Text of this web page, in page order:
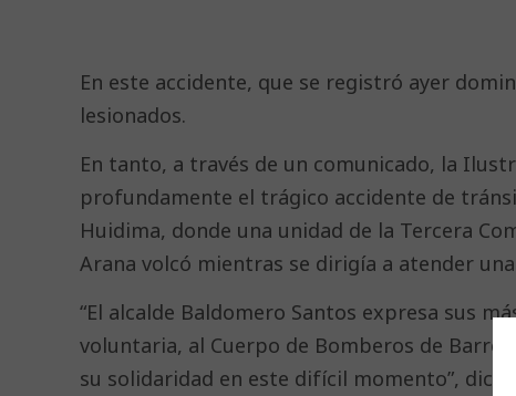
En este accidente, que se registró ayer
lesionados.
En tanto, a través de un comunicado, la
profundamente el trágico accidente de
Huidima, donde una unidad de la Tercera
Arana volcó mientras se dirigía a atender
“El alcalde Baldomero Santos expresa sus
voluntaria, al Cuerpo de Bomberos de
su solidaridad en este difícil momento”, dice